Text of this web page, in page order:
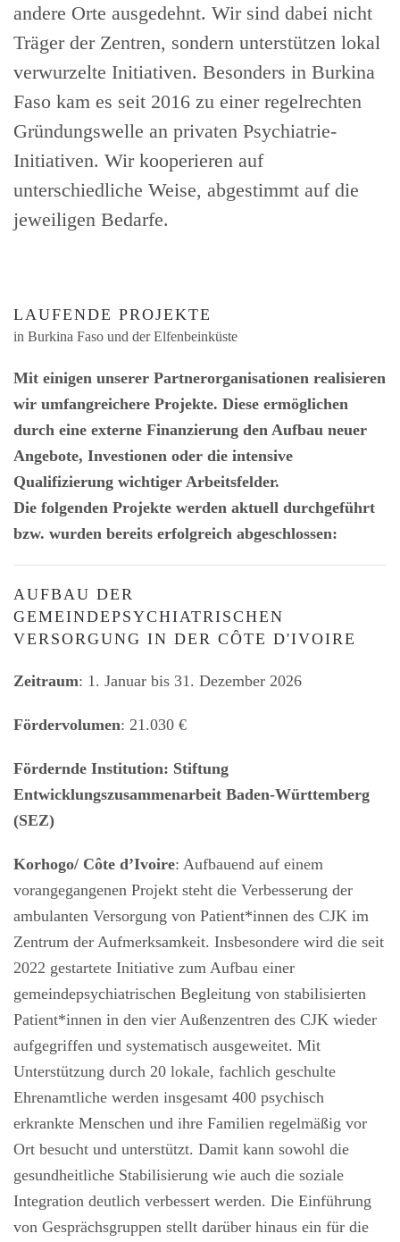
andere Orte ausgedehnt. Wir sind dabei nicht
Träger der Zentren, sondern unterstützen lokal
verwurzelte Initiativen. Besonders in Burkina
Faso kam es seit 2016 zu einer regelrechten
Gründungswelle an privaten Psychiatrie-
Initiativen. Wir kooperieren auf
unterschiedliche Weise, abgestimmt auf die
jeweiligen Bedarfe.
LAUFENDE PROJEKTE
in Burkina Faso und der Elfenbeinküste
Mit einigen unserer Partnerorganisationen realisieren
wir umfangreichere Projekte. Diese ermöglichen
durch eine externe Finanzierung den Aufbau neuer
Angebote, Investionen oder die intensive
Qualifizierung wichtiger Arbeitsfelder.
Die folgenden Projekte werden aktuell durchgeführt
bzw. wurden bereits erfolgreich abgeschlossen:
AUFBAU DER
GEMEINDEPSYCHIATRISCHEN
VERSORGUNG IN DER CÔTE D'IVOIRE
Zeitraum: 1. Januar bis 31. Dezember 2026
Fördervolumen: 21.030 €
Fördernde Institution: Stiftung
Entwicklungszusammenarbeit Baden-Württemberg
(SEZ)
Korhogo/ Côte d’Ivoire: Aufbauend auf einem
vorangegangenen Projekt steht die Verbesserung der
ambulanten Versorgung von Patient*innen des CJK im
Zentrum der Aufmerksamkeit. Insbesondere wird die seit
2022 gestartete Initiative zum Aufbau einer
gemeindepsychiatrischen Begleitung von stabilisierten
Patient*innen in den vier Außenzentren des CJK wieder
aufgegriffen und systematisch ausgeweitet. Mit
Unterstützung durch 20 lokale, fachlich geschulte
Ehrenamtliche werden insgesamt 400 psychisch
erkrankte Menschen und ihre Familien regelmäßig vor
Ort besucht und unterstützt. Damit kann sowohl die
gesundheitliche Stabilisierung wie auch die soziale
Integration deutlich verbessert werden. Die Einführung
von Gesprächsgruppen stellt darüber hinaus ein für die